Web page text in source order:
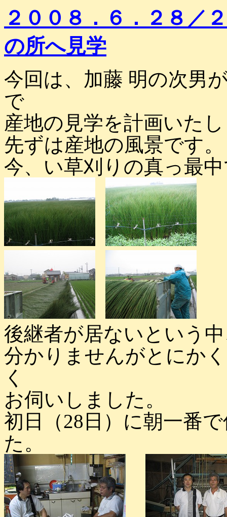
２００８．６．２８／
の所へ見学
今回は、加藤 明の次男
で
産地の見学を計画いた
先ずは産地の風景です。
今、い草刈りの真っ最
後継者が居ないという
分かりませんがとにか
く
お伺いしました。
初日（28日）に朝一番
た。